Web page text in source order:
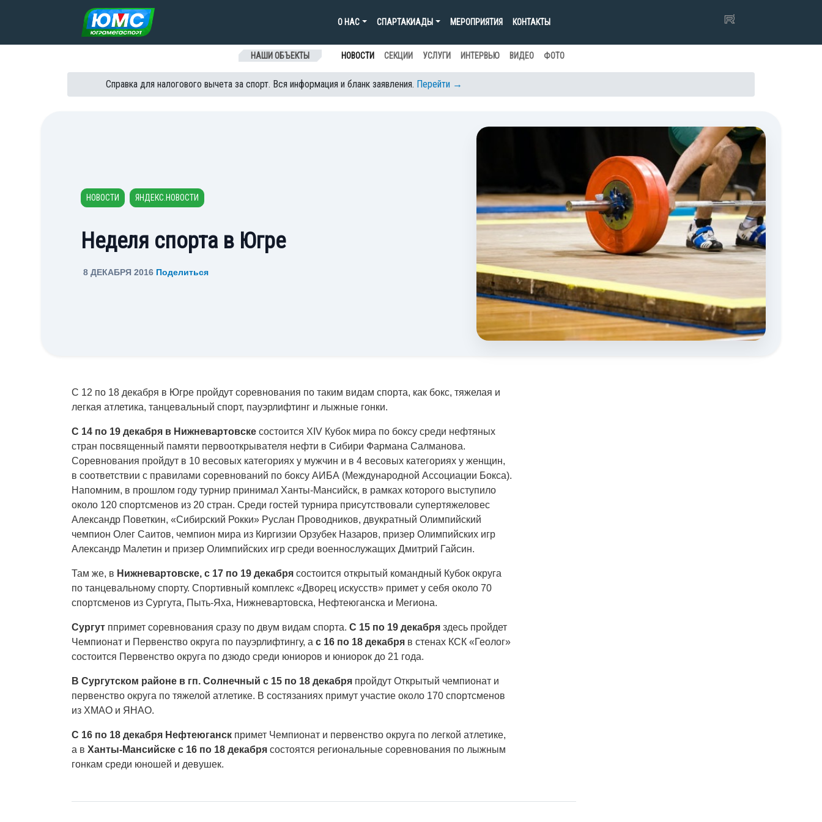
Перейти к содержанию
О НАС СПАРТАКИАДЫ МЕРОПРИЯТИЯ КОНТАКТЫ
НАШИ ОБЪЕКТЫ НОВОСТИ СЕКЦИИ УСЛУГИ ИНТЕРВЬЮ ВИДЕО ФОТО
Справка для налогового вычета за спорт. Вся информация и бланк заявления. Перейти →
НОВОСТИ ЯНДЕКС.НОВОСТИ
Неделя спорта в Югре
8 ДЕКАБРЯ 2016 Поделиться
С 12 по 18 декабря в Югре пройдут соревнования по таким видам спорта, как бокс, тяжелая и
легкая атлетика, танцевальный спорт, пауэрлифтинг и лыжные гонки.
С 14 по 19 декабря в Нижневартовске состоится XIV Кубок мира по боксу среди нефтяных
стран посвященный памяти первооткрывателя нефти в Сибири Фармана Салманова.
Соревнования пройдут в 10 весовых категориях у мужчин и в 4 весовых категориях у женщин,
в соответствии с правилами соревнований по боксу АИБА (Международной Ассоциации Бокса).
Напомним, в прошлом году турнир принимал Ханты-Мансийск, в рамках которого выступило
около 120 спортсменов из 20 стран. Среди гостей турнира присутствовали супертяжеловес
Александр Поветкин, «Сибирский Рокки» Руслан Проводников, двукратный Олимпийский
чемпион Олег Саитов, чемпион мира из Киргизии Орзубек Назаров, призер Олимпийских игр
Александр Малетин и призер Олимпийских игр среди военнослужащих Дмитрий Гайсин.
Там же, в Нижневартовске, с 17 по 19 декабря состоится открытый командный Кубок округа
по танцевальному спорту. Спортивный комплекс «Дворец искусств» примет у себя около 70
спортсменов из Сургута, Пыть-Яха, Нижневартовска, Нефтеюганска и Мегиона.
Сургут ппримет соревнования сразу по двум видам спорта. С 15 по 19 декабря здесь пройдет
Чемпионат и Первенство округа по пауэрлифтингу, а с 16 по 18 декабря в стенах КСК «Геолог»
состоится Первенство округа по дзюдо среди юниоров и юниорок до 21 года.
В Сургутском районе в гп. Солнечный с 15 по 18 декабря пройдут Открытый чемпионат и
первенство округа по тяжелой атлетике. В состязаниях примут участие около 170 спортсменов
из ХМАО и ЯНАО.
С 16 по 18 декабря Нефтеюганск примет Чемпионат и первенство округа по легкой атлетике,
а в Ханты-Мансийске с 16 по 18 декабря состоятся региональные соревнования по лыжным
гонкам среди юношей и девушек.